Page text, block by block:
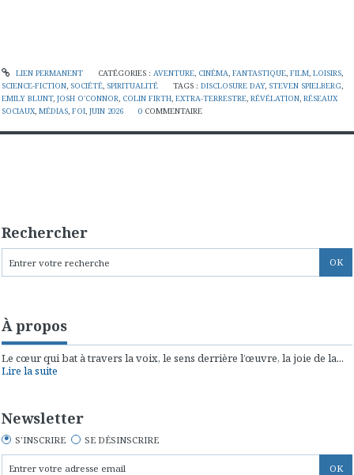
LIEN PERMANENT CATÉGORIES : AVENTURE, CINÉMA, FANTASTIQUE, FILM, LOISIRS,
SCIENCE-FICTION, SOCIÉTÉ, SPIRITUALITÉ TAGS :DISCLOSURE DAY, STEVEN SPIELBERG,
EMILY BLUNT, JOSH O'CONNOR, COLIN FIRTH, EXTRA-TERRESTRE, RÉVÉLATION, RÉSEAUX
SOCIAUX, MÉDIAS, FOI, JUIN 2026 0 COMMENTAIRE
Rechercher
À propos
Le cœur qui bat à travers la voix, le sens derrière l’œuvre, la joie de la...
Lire la suite
Newsletter
S'INSCRIRE SE DÉSINSCRIRE